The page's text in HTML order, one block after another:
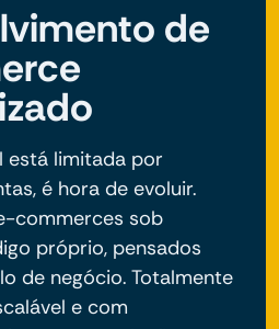
de
está limitada por
é hora de evoluir.
commerces sob
próprio, pensados
de negócio. Totalmente
e com